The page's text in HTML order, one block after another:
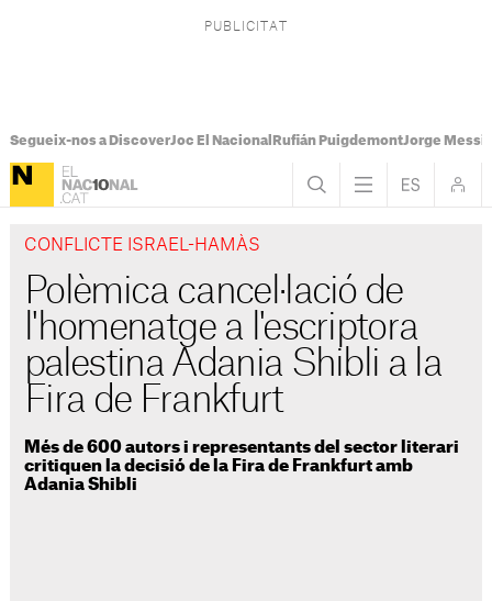
Segueix-nos a DiscoverJoc El Nacional Rufián PuigdemontJorge Messi
CONFLICTE ISRAEL-HAMÀS
Polèmica cancel·lació de
l'homenatge a l'escriptora
palestina Adania Shibli a la
Fira de Frankfurt
Més de 600 autors i representants del sector literari
critiquen la decisió de la Fira de Frankfurt amb
Adania Shibli